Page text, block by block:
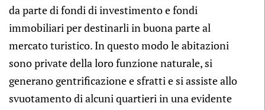
da parte di fondi di investimento e fondi
immobiliari per destinarli in buona parte al
mercato turistico. In questo modo le abitazioni
sono private della loro funzione naturale, si
generano gentrificazione e sfratti e si assiste allo
svuotamento di alcuni quartieri in una evidente